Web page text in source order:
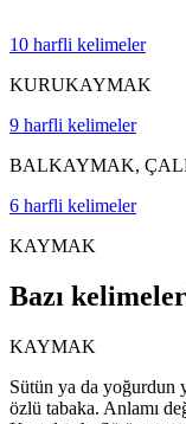
10 harfli kelimeler
KURUKAYMAK
9 harfli kelimeler
BALKAYMAK,
6 harfli kelimeler
KAYMAK
Bazı
KAYMAK
Sütün ya da yoğurdun
özlü tabaka. Anlamı